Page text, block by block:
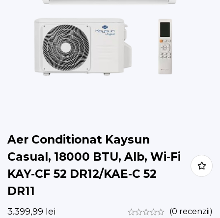
Aer Conditionat Kaysun
Casual, 18000 BTU, Alb, Wi-Fi
KAY-CF 52 DR12/KAE-C 52
DR11
3.399,99 lei (0 recenzii)